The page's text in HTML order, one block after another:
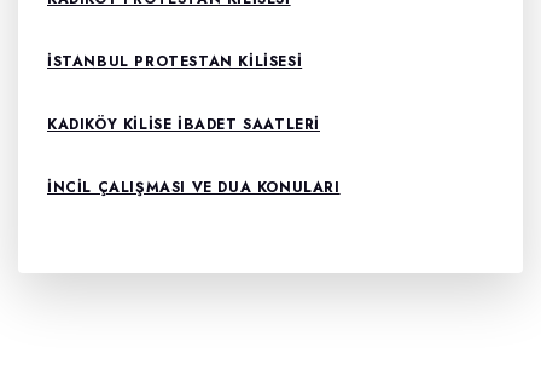
ISTANBUL PROTESTAN KILISESI
KADIKÖY KILISE IBADET SAATLERI
INCIL ÇALIŞMASI VE DUA KONULARI